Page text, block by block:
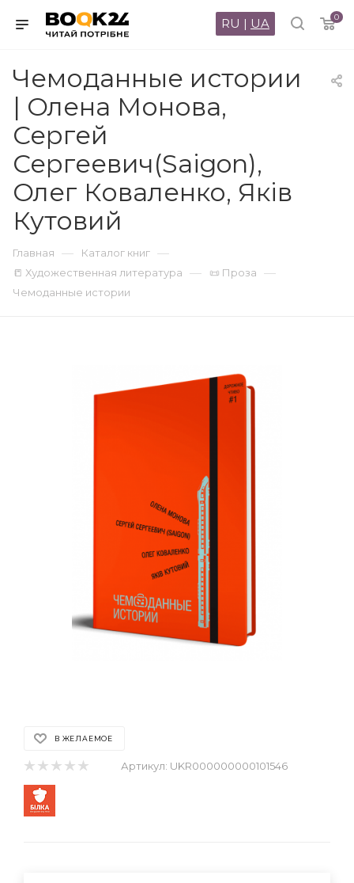
0
RU | UA
Чемоданные истории
| Олена Монова,
Сергей
Сергеевич(Saigon),
Олег Коваленко, Яків
Кутовий
Главная — Каталог книг —
📒 Художественная литература — 📜 Проза —
Чемоданные истории
В ЖЕЛАЕМОЕ
Артикул: UKR000000000101546